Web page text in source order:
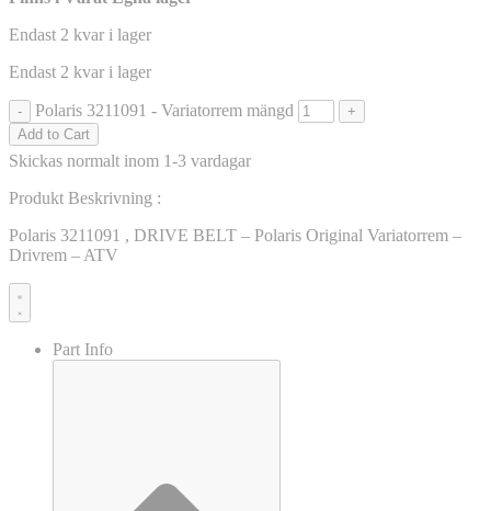
Endast 2 kvar i lager
Endast 2 kvar i lager
- Polaris 3211091 - Variatorrem mängd
+
Add to Cart
Skickas normalt inom 1-3 vardagar
Produkt Beskrivning :
Polaris 3211091 , DRIVE BELT – Polaris Original Variatorrem –
Drivrem – ATV
Part Info